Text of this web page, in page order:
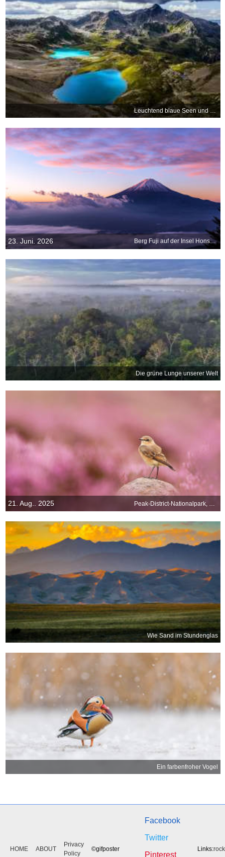
Leuchtend blaue Seen und steile Berge
23. Juni. 2026 Berg Fuji auf der Insel Honshū, Japan
Die grüne Lunge unserer Welt
21. Aug.. 2025 Peak-District-Nationalpark, England
Wie Sand im Stundenglas
Ein farbenfroher Vogel
HOME ABOUT
Privacy
Policy
©gifposter
Facebook
Twitter
Pinterest
Links: